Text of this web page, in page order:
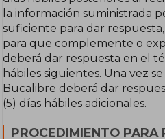
la información suministrada
suficiente para dar
para que complemente o
deberá dar respuesta en el
hábiles siguientes. Una vez
Bucalibre deberá dar
(5) días hábiles adicionales.
PROCEDIMIENTO PARA